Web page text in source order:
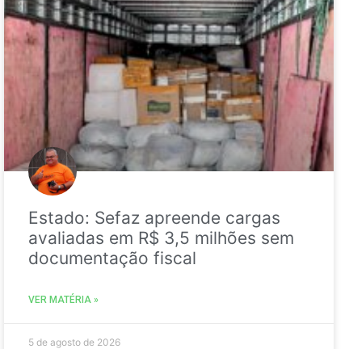
Estado: Sefaz apreende cargas
avaliadas em R$ 3,5 milhões sem
documentação fiscal
VER MATÉRIA »
5 de agosto de 2026